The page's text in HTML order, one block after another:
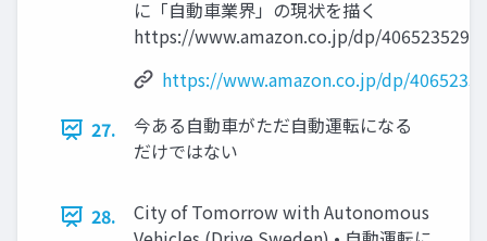
に「自動車業界」の現状を描く
https://www.amazon.co.jp/dp/4065235294/
https://www.amazon.co.jp/dp/
27.
今ある自動車がただ自動運転になる
だけではない
28.
City of Tomorrow with Autonomous